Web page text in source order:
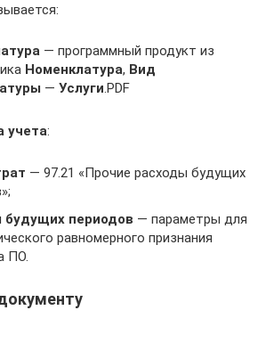
— программный продукт из
Номенклатура, Вид
— Услуги.PDF
учета:
— 97.21 «Прочие расходы будущих
будущих периодов — параметры для
равномерного признания
ПО.